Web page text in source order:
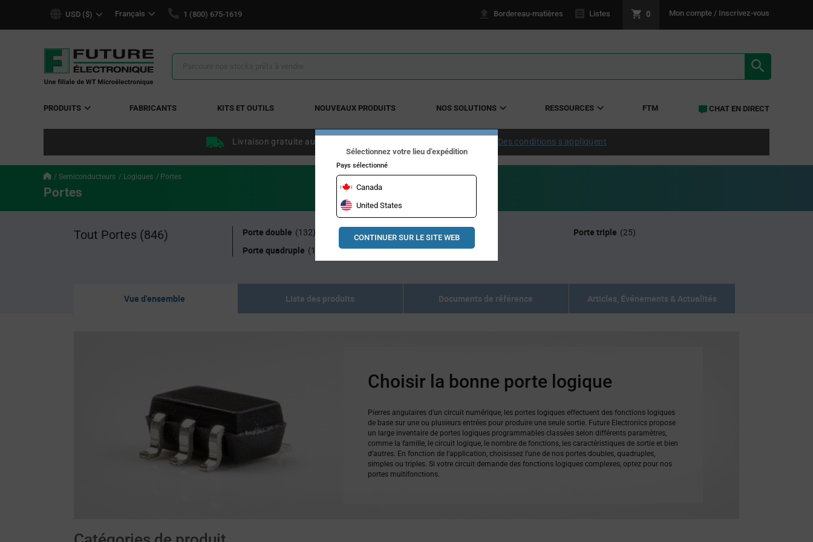
USD ($) Français 1 (800) 675-1619 Bordereau-matières Listes 0 Mon compte / Inscrivez-vous
Résultats
la
PRODUITS FABRICANTS KITS ET OUTILS NOUVEAUX PRODUITS NOS SOLUTIONS RESSOURCES FTM CHAT EN DIRECT
Livraison gratuite aux États-Unis continentaux à partir de 50 $ US. Des conditions s'appliquent
Semiconducteurs Logiques Portes
Portes
Tout Portes (846) Porte double (132) Porte simple (500) Porte triple (25)
Porte quadruple (189)
Vue d'ensemble Liste des produits Documents de référence Articles, Événements & Actualités
Choisir la bonne porte logique
Pierres angulaires d’un circuit numérique, les portes logiques effectuent des fonctions logiques
de base sur une ou plusieurs entrées pour produire une seule sortie. Future Electronics propose
un large inventaire de portes logiques programmables classées selon différents paramètres,
comme la famille, le circuit logique, le nombre de fonctions, les caractéristiques de sortie et bien
d’autres. En fonction de l’application, choisissez l’une de nos portes doubles, quadruples,
simples ou triples. Si votre circuit demande des fonctions logiques complexes, optez pour nos
portes multifonctions.
Sélectionnez votre lieu d’expédition
Pays sélectionné
Canada
United States
CONTINUER SUR LE SITE WEB